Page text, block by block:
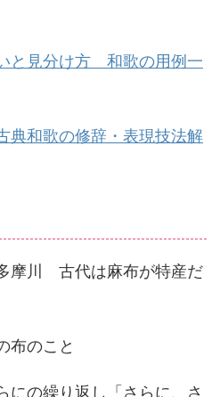
と見分け方 和歌の用例一
和歌の修辞・表現技法解
摩川 古代は麻布が特産だ
布のこと
にの繰り返し「さらに、さ